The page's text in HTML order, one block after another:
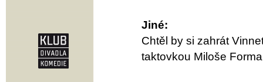
Jiné:
Chtěl by si zahrát
taktovkou Miloše